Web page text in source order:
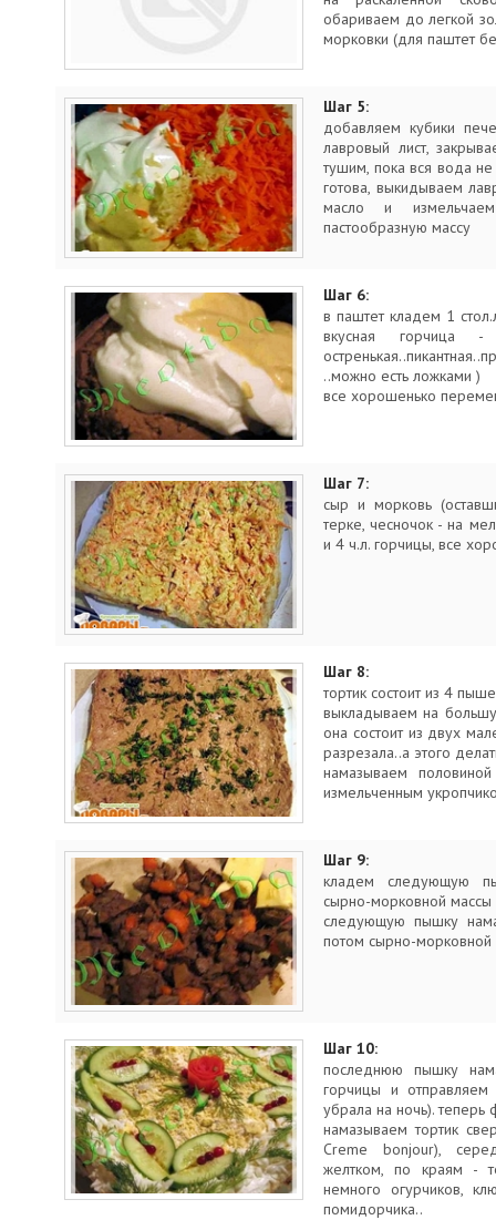
обариваем до легкой
морковки (для паштет
Шаг 5:
добавляем кубики
лавровый лист,
тушим, пока вся вода не
готова, выкидываем
масло и
пастообразную массу
Шаг 6:
в паштет кладем 1
вкусная горчица
..можно есть ложками )
все хорошенько
Шаг 7:
сыр и морковь
терке, чесночок - на
и 4 ч.л. горчицы, все
Шаг 8:
тортик состоит из 4
выкладываем на
она состоит из двух
разрезала..а этого
намазываем
измельченным
Шаг 9:
кладем следующую
сырно-морковной массы
следующую пышку
потом сырно-морковной
Шаг 10:
последнюю пышку
горчицы и отправляем
убрала на ночь).
намазываем тортик
Creme bonjour),
желтком, по краям -
немного огурчиков,
помидорчика..